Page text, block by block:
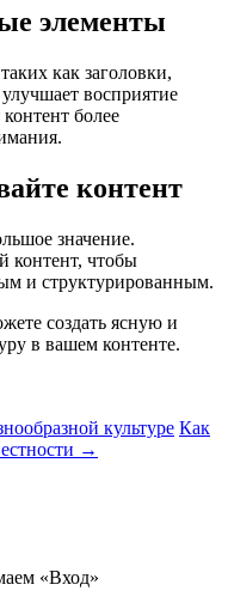
элементы
как заголовки,
восприятие
более
контент
значение.
контент, чтобы
и структурированным.
создать ясную и
в вашем контенте.
культуре Как
→
«Вход»